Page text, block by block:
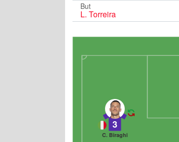
But
L. Torreira
3
C. Biraghi